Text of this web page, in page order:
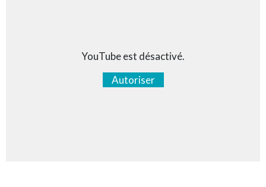
YouTube est désactivé.
Autoriser